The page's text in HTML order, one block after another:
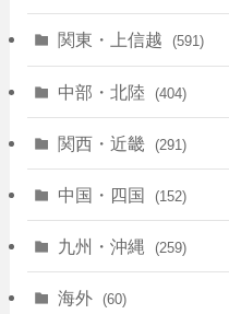
(128)
(10)
(35)
(30)
関東・上信越 (591)
(146)
(40)
(72)
中部・北陸 (404)
(13)
(83)
(11)
関西・近畿 (291)
(39)
(25)
中国・四国 (152)
(7)
(39)
九州・沖縄 (259)
(28)
海外 (60)